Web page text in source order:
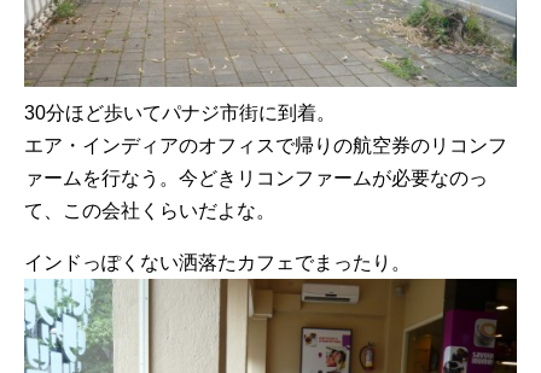
30分ほど歩いてパナジ市街に到着。
エア・インディアのオフィスで帰りの航空券のリコンフ
ァームを行なう。今どきリコンファームが必要なのっ
て、この会社くらいだよな。
インドっぽくない洒落たカフェでまったり。